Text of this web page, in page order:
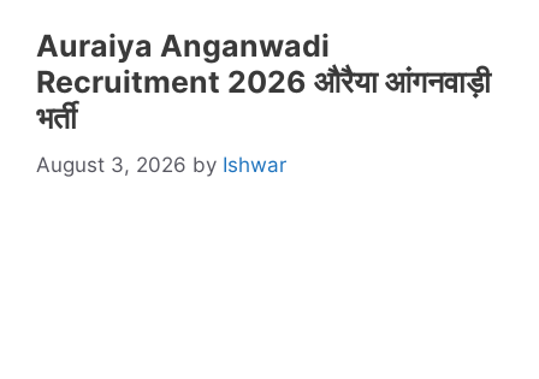
Auraiya Anganwadi
Recruitment 2026 औरैया आंगनवाड़ी
भर्ती
August 3, 2026 by Ishwar